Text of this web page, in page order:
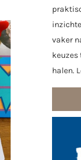
vaker
keuzes
halen.